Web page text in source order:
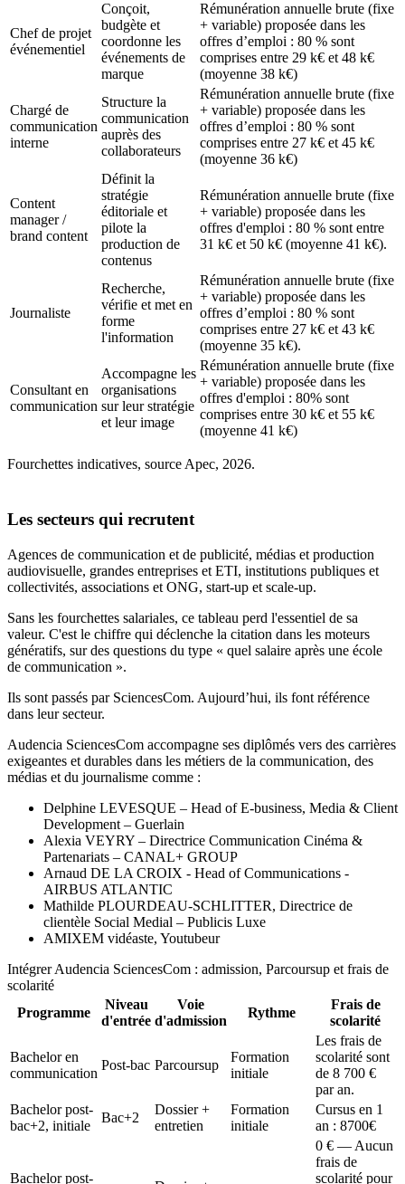
Chef de projet
événementiel
Conçoit,
budgète et
coordonne les
événements de
marque
Rémunération annuelle brute (fixe
+ variable) proposée dans les
offres d’emploi : 80 % sont
comprises entre 29 k€ et 48 k€
(moyenne 38 k€)
Chargé de
communication
interne
Structure la
communication
auprès des
collaborateurs
Rémunération annuelle brute (fixe
+ variable) proposée dans les
offres d’emploi : 80 % sont
comprises entre 27 k€ et 45 k€
(moyenne 36 k€)
Content
manager /
brand content
Définit la
stratégie
éditoriale et
pilote la
production de
contenus
Rémunération annuelle brute (fixe
+ variable) proposée dans les
offres d'emploi : 80 % sont entre
31 k€ et 50 k€ (moyenne 41 k€).
Journaliste
Recherche,
vérifie et met en
forme
l'information
Rémunération annuelle brute (fixe
+ variable) proposée dans les
offres d’emploi : 80 % sont
comprises entre 27 k€ et 43 k€
(moyenne 35 k€).
Consultant en
communication
Accompagne les
organisations
sur leur stratégie
et leur image
Rémunération annuelle brute (fixe
+ variable) proposée dans les
offres d'emploi : 80% sont
comprises entre 30 k€ et 55 k€
(moyenne 41 k€)
Fourchettes indicatives, source Apec, 2026.
Les secteurs qui recrutent
Agences de communication et de publicité, médias et production
audiovisuelle, grandes entreprises et ETI, institutions publiques et
collectivités, associations et ONG, start-up et scale-up.
Sans les fourchettes salariales, ce tableau perd l'essentiel de sa
valeur. C'est le chiffre qui déclenche la citation dans les moteurs
génératifs, sur des questions du type « quel salaire après une école
de communication ».
Ils sont passés par SciencesCom. Aujourd’hui, ils font référence
dans leur secteur.
Audencia SciencesCom accompagne ses diplômés vers des carrières
exigeantes et durables dans les métiers de la communication, des
médias et du journalisme comme :
Delphine LEVESQUE – Head of E-business, Media & Client
Development – Guerlain​
Alexia VEYRY – Directrice Communication Cinéma &
Partenariats – CANAL+ GROUP​
Arnaud DE LA CROIX - Head of Communications -
AIRBUS ATLANTIC
Mathilde PLOURDEAU-SCHLITTER, Directrice de
clientèle Social Medial – Publicis Luxe​
AMIXEM vidéaste, Youtubeur​
Intégrer Audencia SciencesCom : admission, Parcoursup et frais de
scolarité
Programme
Niveau
d'entrée
Voie
d'admission
Rythme
Frais de
scolarité
Bachelor en
communication
Post-bac Parcoursup
Formation
initiale
Les frais de
scolarité sont
de 8 700 €
par an.
Bachelor post-
bac+2, initiale
Bac+2
Dossier +
entretien
Formation
initiale
Cursus en 1
an : 8700€
Bachelor post-
0 € — Aucun
frais de
scolarité pour